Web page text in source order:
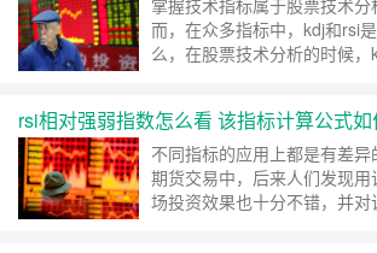
掌握技术指标属于股票技术
而，在众多指标中，kdj和rsi
么，在股票技术分析的时候
rsi相对强弱指数怎么看 该指标计算公式
不同指标的应用上都是有差
期货交易中，后来人们发现
场投资效果也十分不错，并